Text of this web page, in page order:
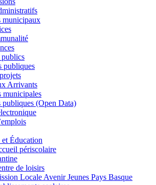
municipaux
publics
publiques
Arrivants
municipales
publiques (Open Data)
et Éducation
périscolaire
de loisirs
Locale Avenir Jeunes Pays Basque